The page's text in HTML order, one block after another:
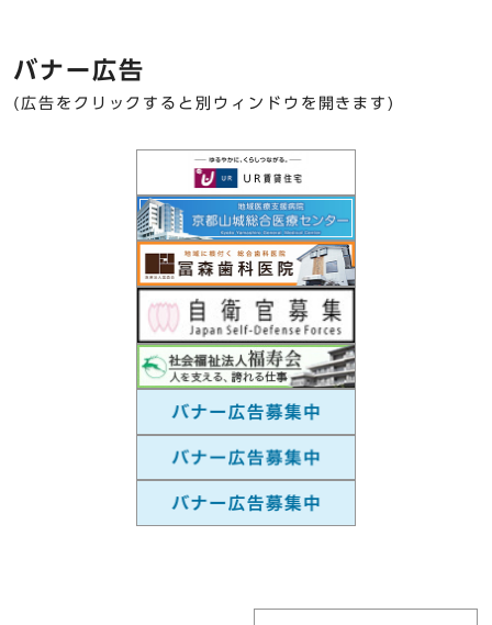
バナー広告
(広告をクリックすると別ウィンドウを開きます)